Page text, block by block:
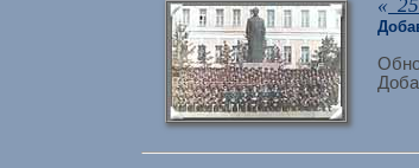
« 25